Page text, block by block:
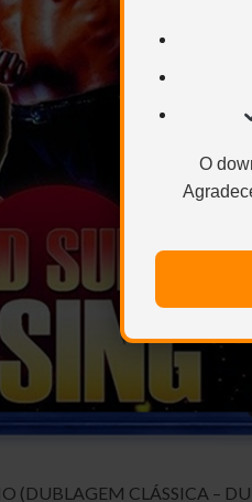
O
(DUBLAGEM CLÁSSICA –